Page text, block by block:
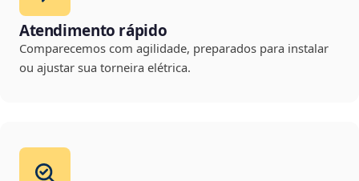
Atendimento rápido
Comparecemos com agilidade, preparados para instalar
ou ajustar sua torneira elétrica.